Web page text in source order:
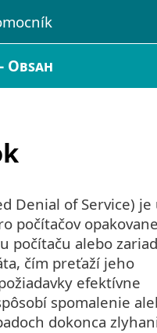
Obsah
Denial of Service) je
počítačov opakovane
počítaču alebo
čím preťaží jeho
efektívne
spomalenie
dokonca